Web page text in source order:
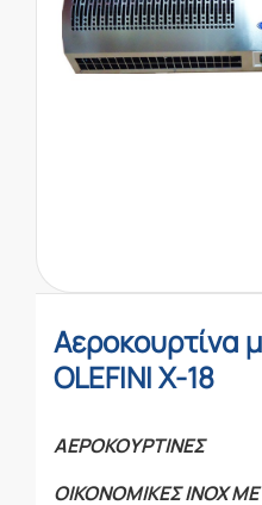
Αεροκουρτίνα
OLEFINI X-18
ΑΕΡΟΚΟΥΡΤΙΝΕΣ
ΟΙΚΟΝΟΜΙΚΕΣ ΙΝΟΧ